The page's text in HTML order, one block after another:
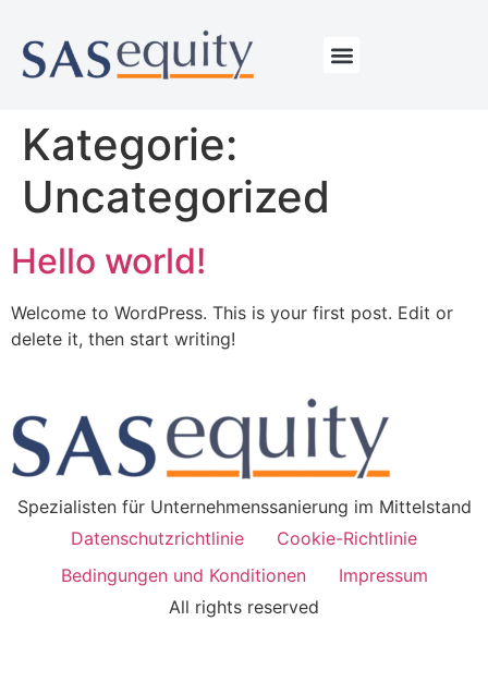
Kategorie:
Uncategorized
Hello world!
Welcome to WordPress. This is your first post. Edit or
delete it, then start writing!
Spezialisten für Unternehmenssanierung im Mittelstand
Datenschutzrichtlinie
Cookie-Richtlinie
Bedingungen und Konditionen
Impressum
All rights reserved